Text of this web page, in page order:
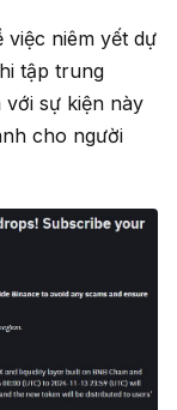
niêm yết dự
tập trung
với sự kiện này
cho người